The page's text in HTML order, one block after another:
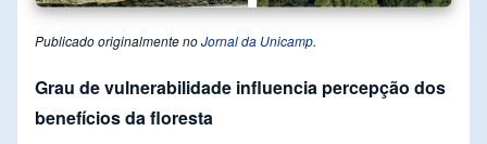
Publicado originalmente noJornal da Unicamp.
Grau de vulnerabilidade influencia percepção dos
benefícios da floresta